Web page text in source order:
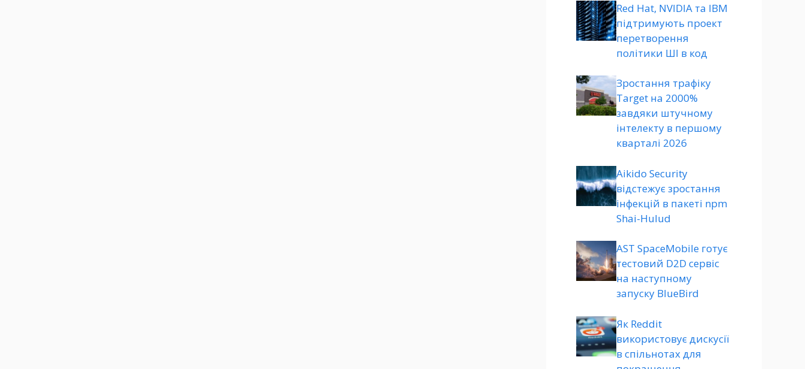
Red Hat, NVIDIA та IBM
підтримують проект
перетворення
політики ШІ в код
Зростання трафіку
Target на 2000%
завдяки штучному
інтелекту в першому
кварталі 2026
Aikido Security
відстежує зростання
інфекцій в пакеті npm
Shai-Hulud
AST SpaceMobile готує
тестовий D2D сервіс
на наступному
запуску BlueBird
Як Reddit
використовує дискусії
в спільнотах для